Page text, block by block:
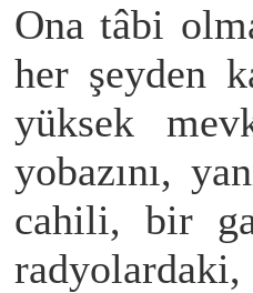
Ona tâbi
her şeyden
yüksek
yobazını,
cahili, bir